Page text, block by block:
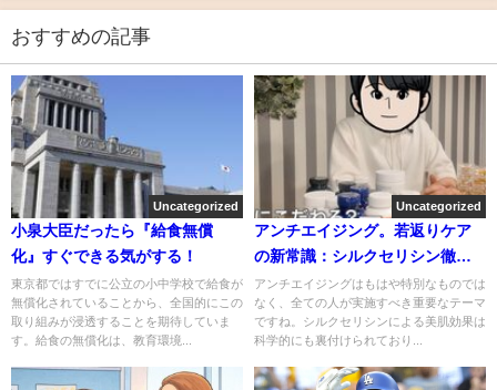
おすすめの記事
Uncategorized
小泉大臣だったら『給食無償
化』すぐできる気がする！
東京都ではすでに公立の小中学校で給食が
無償化されていることから、全国的にこの
取り組みが浸透することを期待していま
す。給食の無償化は、教育環境...
Uncategorized
アンチエイジング。若返りケア
の新常識：シルクセリシン徹底
解析
アンチエイジングはもはや特別なものでは
なく、全ての人が実施すべき重要なテーマ
ですね。シルクセリシンによる美肌効果は
科学的にも裏付けられており...